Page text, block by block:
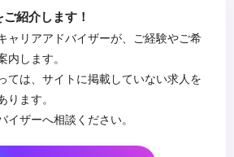
紹介します！
ャリアアドバイザーが、ご経験やご希
内します。
ては、サイトに掲載していない求人を
ります。
イザーへ相談ください。